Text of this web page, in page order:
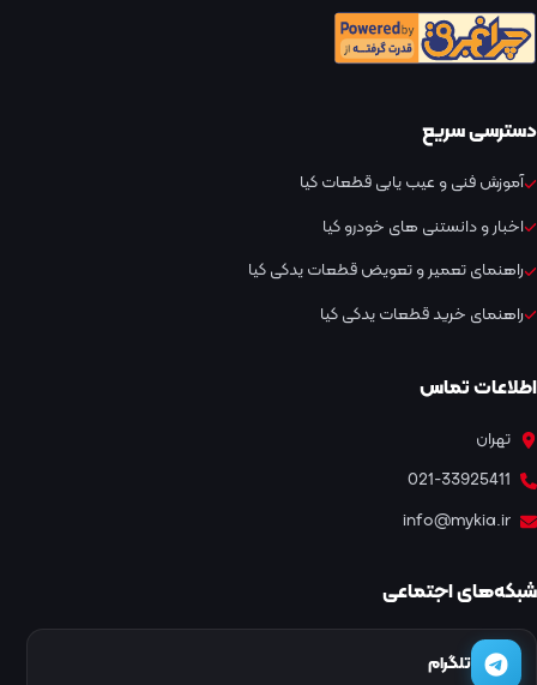
دسترسی سریع
آموزش فنی و عیب یابی قطعات کیا
اخبار و دانستنی های خودرو کیا
راهنمای تعمیر و تعویض قطعات یدکی کیا
راهنمای خرید قطعات یدکی کیا
اطلاعات تماس
تهران
021-33925411
info@mykia.ir
شبکه‌های اجتماعی
تلگرام